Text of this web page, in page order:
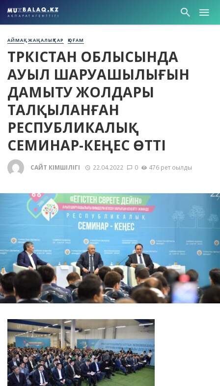
АЙМАҚ ЖАҢАЛЫҚТАР ҚОҒАМ
ТҮРКІСТАН ОБЛЫСЫНДА
АУЫЛ ШАРУАШЫЛЫҒЫН
ДАМЫТУ ЖОЛДАРЫ
ТАЛҚЫЛАНҒАН
РЕСПУБЛИКАЛЫҚ
СЕМИНАР-КЕҢЕС ӨТТІ
САЙТ ӘКІМШІЛІГІ 22.04.2022 0 476 рет оқылды